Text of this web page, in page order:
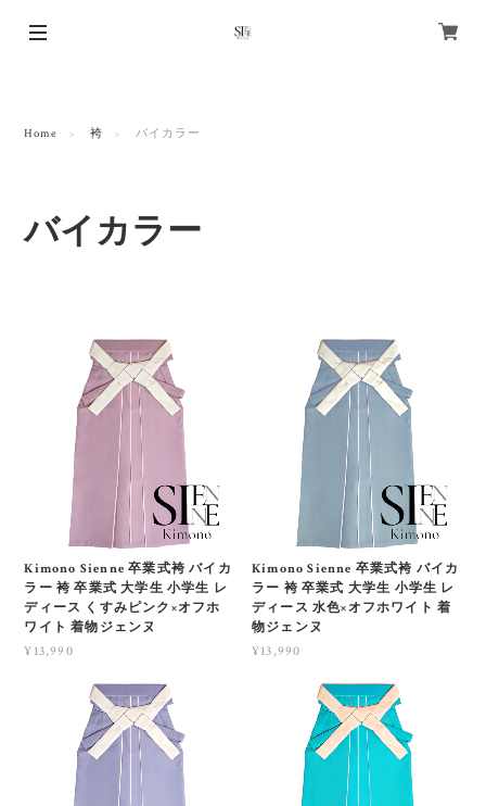
Home 袴 バイカラー
バイカラー
Kimono Sienne 卒業式袴 バイカ
ラー 袴 卒業式 大学生 小学生 レ
ディース くすみピンク×オフホ
ワイト 着物ジェンヌ
¥13,990
Kimono Sienne 卒業式袴 バイカ
ラー 袴 卒業式 大学生 小学生 レ
ディース 水色×オフホワイト 着
物ジェンヌ
¥13,990